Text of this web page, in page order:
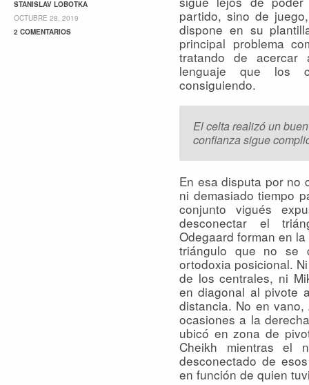
partido, sino de
dispone en su
principal problema
tratando de
lenguaje que los
consiguiendo.
El celta realizó un
confianza sigue
En esa disputa por no
ni demasiado tiempo
conjunto vigués
desconectar el
Odegaard forman en
triángulo que no se
ortodoxia posicional.
de los centrales, ni
en diagonal al pivote
distancia. No en
ocasiones a la
ubicó en zona de
Cheikh mientras el
desconectado de
en función de quien
STANISLAV LOBOTKA
OCTUBRE 28, 2019
2 COMENTARIOS